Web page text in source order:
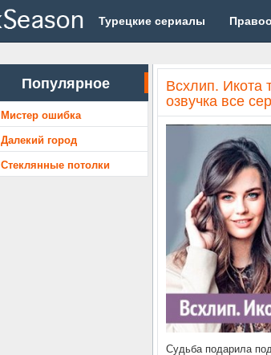
Турецкие сериалы
Популярное
Мистер ошибка
Далекий город
Стеклянные потолки
Всхлип. Икота
озвучка все
Судьба подарила